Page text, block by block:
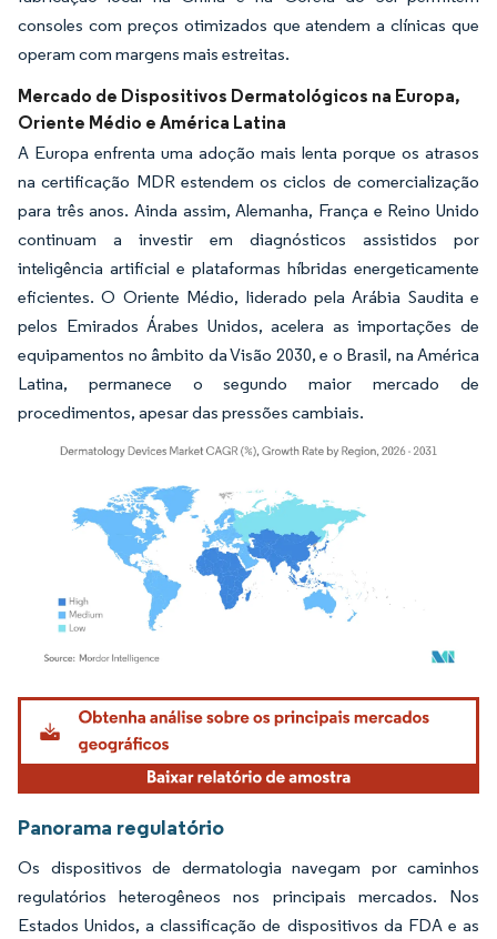
consoles com preços otimizados que atendem a clínicas que
operam com margens mais estreitas.
Mercado de Dispositivos Dermatológicos na Europa,
Oriente Médio e América Latina
A Europa enfrenta uma adoção mais lenta porque os atrasos
na certificação MDR estendem os ciclos de comercialização
para três anos. Ainda assim, Alemanha, França e Reino Unido
continuam a investir em diagnósticos assistidos por
inteligência artificial e plataformas híbridas energeticamente
eficientes. O Oriente Médio, liderado pela Arábia Saudita e
pelos Emirados Árabes Unidos, acelera as importações de
equipamentos no âmbito da Visão 2030, e o Brasil, na América
Latina, permanece o segundo maior mercado de
procedimentos, apesar das pressões cambiais.
Imagem © Mordor Intelligence. O reuso requer atribuição conforme CC BY 4.0.
Panorama regulatório
Os dispositivos de dermatologia navegam por caminhos
regulatórios heterogêneos nos principais mercados. Nos
Estados Unidos, a classificação de dispositivos da FDA e as